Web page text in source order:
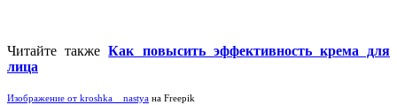
Читайте такжеКак повысить эффективность крема для
лица
Изображение от kroshka__nastya на Freepik